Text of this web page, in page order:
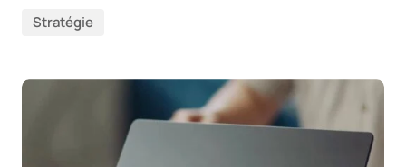
Stratégie